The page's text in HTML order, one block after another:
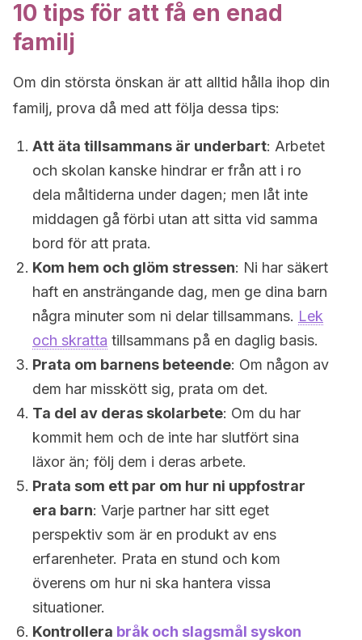
10 tips för att få en enad
familj
Om din största önskan är att alltid hålla ihop din
familj, prova då med att följa dessa tips:
Att äta tillsammans är underbart: Arbetet
och skolan kanske hindrar er från att i ro
dela måltiderna under dagen; men låt inte
middagen gå förbi utan att sitta vid samma
bord för att prata.
Kom hem och glöm stressen: Ni har säkert
haft en ansträngande dag, men ge dina barn
några minuter som ni delar tillsammans. Lek
och skratta tillsammans på en daglig basis.
Prata om barnens beteende: Om någon av
dem har misskött sig, prata om det.
Ta del av deras skolarbete: Om du har
kommit hem och de inte har slutfört sina
läxor än; följ dem i deras arbete.
Prata som ett par om hur ni uppfostrar
era barn: Varje partner har sitt eget
perspektiv som är en produkt av ens
erfarenheter. Prata en stund och kom
överens om hur ni ska hantera vissa
situationer.
Kontrollera bråk och slagsmål syskon